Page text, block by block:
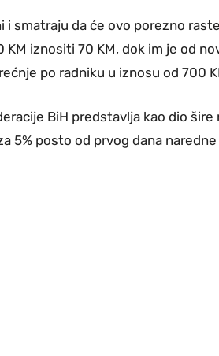
i smatraju da će ovo porezno
KM iznositi 70 KM, dok im je od
po radniku u iznosu od 700
BiH predstavlja kao dio
5% posto od prvog dana